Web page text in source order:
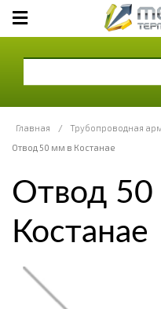
Главная / Трубопроводная
Отвод 50 мм в Костанае
Отвод
Костанае